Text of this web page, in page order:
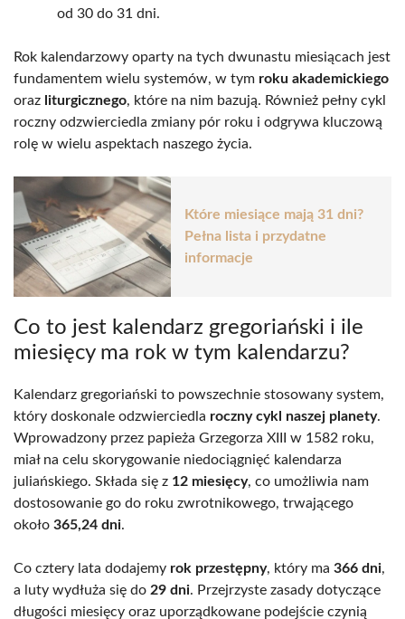
od 30 do 31 dni.
Rok kalendarzowy oparty na tych dwunastu miesiącach jest
fundamentem wielu systemów, w tym roku akademickiego
oraz liturgicznego, które na nim bazują. Również pełny cykl
roczny odzwierciedla zmiany pór roku i odgrywa kluczową
rolę w wielu aspektach naszego życia.
Które miesiące mają 31 dni?
Pełna lista i przydatne
informacje
Co to jest kalendarz gregoriański i ile
miesięcy ma rok w tym kalendarzu?
Kalendarz gregoriański to powszechnie stosowany system,
który doskonale odzwierciedla roczny cykl naszej planety.
Wprowadzony przez papieża Grzegorza XIII w 1582 roku,
miał na celu skorygowanie niedociągnięć kalendarza
juliańskiego. Składa się z 12 miesięcy, co umożliwia nam
dostosowanie go do roku zwrotnikowego, trwającego
około 365,24 dni.
Co cztery lata dodajemy rok przestępny, który ma 366 dni,
a luty wydłuża się do 29 dni. Przejrzyste zasady dotyczące
długości miesięcy oraz uporządkowane podejście czynią